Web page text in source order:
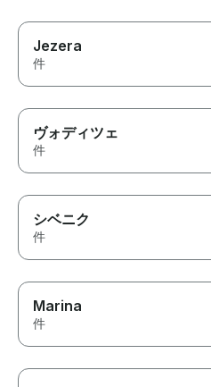
Jezera
件
ヴォディツェ
件
シベニク
件
Marina
件